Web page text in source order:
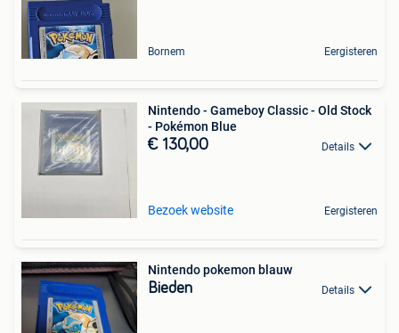
Bornem Eergisteren
Nintendo - Gameboy Classic - Old Stock
- Pokémon Blue
€ 130,00 Details
Bezoek website Eergisteren
Nintendo pokemon blauw
Bieden Details